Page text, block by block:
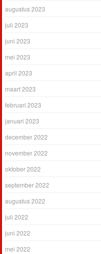
augustus 2023
juli 2023
juni 2023
mei 2023
april 2023
maart 2023
februari 2023
januari 2023
december 2022
november 2022
oktober 2022
september 2022
augustus 2022
juli 2022
juni 2022
mei 2022